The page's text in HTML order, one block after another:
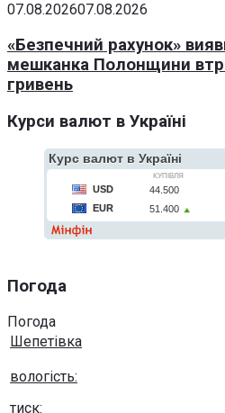
07.08.202607.08.2026
«Безпечний рахунок»
мешканка Полонщини
гривень
Курси валют в Україні
Погода
Погода
Шепетівка
вологість:
тиск: